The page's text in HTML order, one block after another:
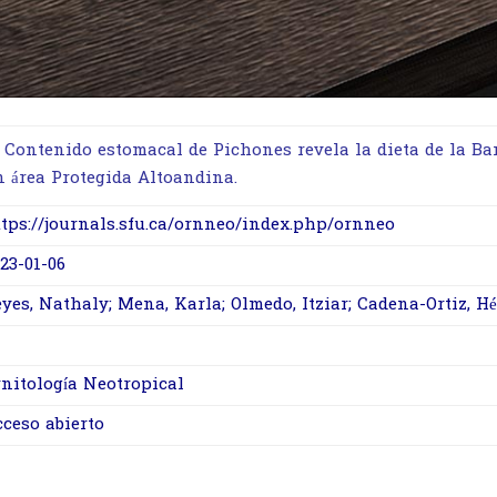
Contenido estomacal de Pichones revela la dieta de la
área Protegida Altoandina.
journals.sfu.ca/ornneo/index.php/ornneo
01-06
Nathaly; Mena, Karla; Olmedo, Itziar; Cadena-Ortiz,
Neotropical
abierto